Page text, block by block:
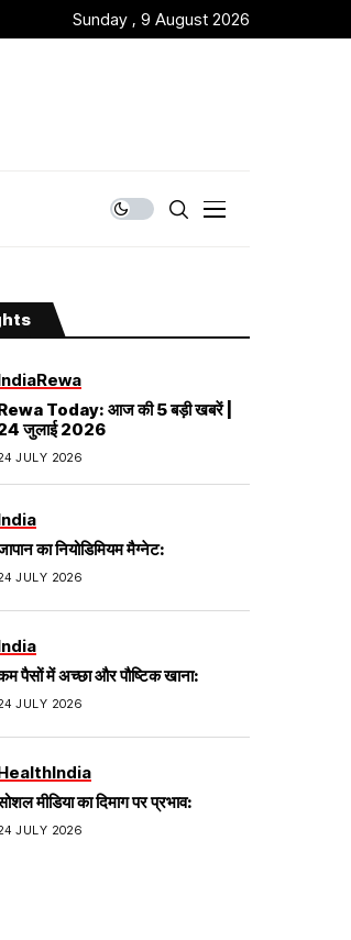
Sunday , 9 August 2026
Rewa
Today: आज की 5 बड़ी खबरें |
जुलाई 2026
JULY 2026
का नियोडिमियम मैग्नेट:
JULY 2026
पैसों में अच्छा और पौष्टिक खाना:
JULY 2026
India
मीडिया का दिमाग पर प्रभाव:
JULY 2026